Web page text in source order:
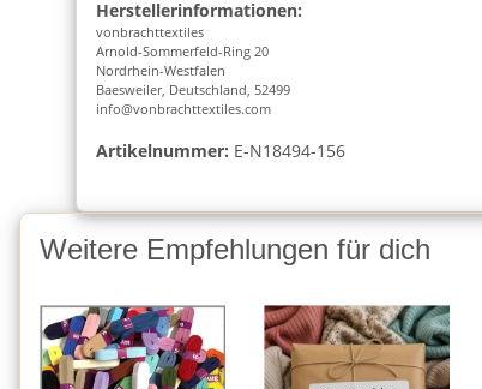
Herstellerinformationen:
vonbrachttextiles
Arnold-Sommerfeld-Ring 20
Nordrhein-Westfalen
Baesweiler, Deutschland, 52499
info@vonbrachttextiles.com
Artikelnummer: E-N18494-156
Weitere Empfehlungen für dich